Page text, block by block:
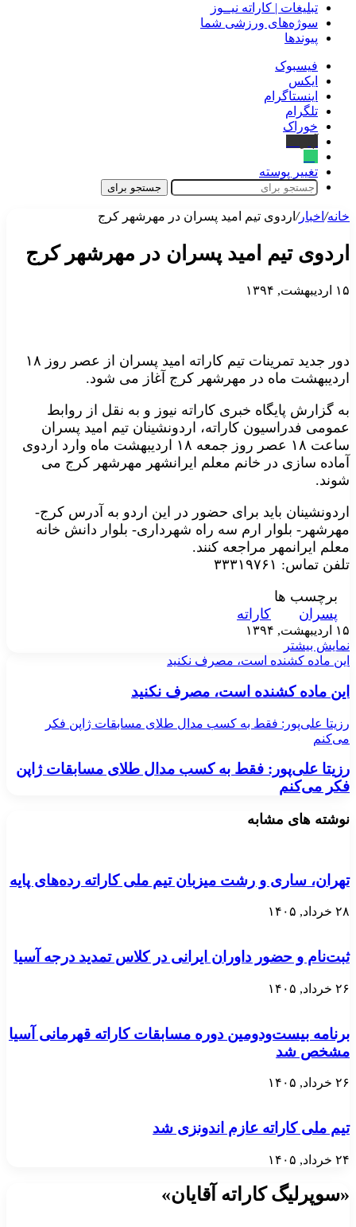
تبلیغات | کاراته نیــوز
سوژه‌های ورزشی شما
پیوندها
فیسبوک
ایکس
اینستاگرام
تلگرام
خوراک
تغییر پوسته
جستجو برای
خانه/ اخبار/ اردوی تیم امید پسران در مهرشهر کرج
اردوی تیم امید پسران در مهرشهر کرج
۱۵ اردیبهشت, ۱۳۹۴
دور جدید تمرینات تیم کاراته امید پسران از عصر روز ۱۸
اردیبهشت ماه در مهرشهر کرج آغاز می شود.
به گزارش پایگاه خبری کاراته نیوز و به نقل از روابط
عمومی فدراسیون کاراته، اردونشینان تیم امید پسران
ساعت ۱۸ عصر روز جمعه ۱۸ اردیبهشت ماه وارد اردوی
آماده سازی در خانم معلم ایرانشهر مهرشهر کرج می
شوند.
اردونشینان باید برای حضور در این اردو به آدرس کرج-
مهرشهر- بلوار ارم سه راه شهرداری- بلوار دانش خانه
معلم ایرانمهر مراجعه کنند.
تلفن تماس: ۳۳۳۱۹۷۶۱
برچسب ها
پسران
کاراته
۱۵ اردیبهشت, ۱۳۹۴
نمایش بیشتر
این ماده کشنده است، مصرف نکنید
این ماده کشنده است، مصرف نکنید
رزیتا علی‌پور: فقط به کسب مدال طلای مسابقات ژاپن فکر
می‌کنم
رزیتا علی‌پور: فقط به کسب مدال طلای مسابقات ژاپن
فکر می‌کنم
نوشته های مشابه
تهران، ساری و رشت میزبان تیم ملی کاراته رده‌های پایه
۲۸ خرداد, ۱۴۰۵
ثبت‌نام و حضور داوران ایرانی در کلاس تمدید درجه آسیا
۲۶ خرداد, ۱۴۰۵
برنامه بیست‌ودومین دوره مسابقات کاراته قهرمانی آسیا
مشخص شد
۲۶ خرداد, ۱۴۰۵
تیم ملی کاراته عازم اندونزی شد
۲۴ خرداد, ۱۴۰۵
«سوپرلیگ کاراته آقایان»